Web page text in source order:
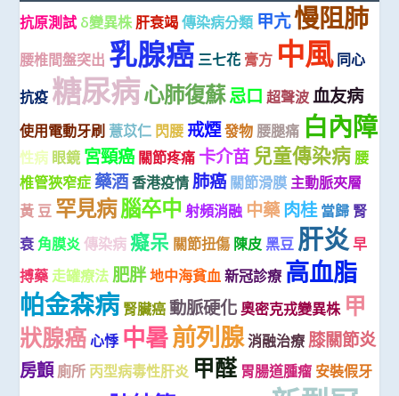
抗原測試 δ變異株肝衰竭 傳染病分類 甲亢慢阻肺
腰椎間盤突出 乳腺癌 三七花 膏方 中風 同心
抗疫 糖尿病心肺復蘇忌口 超聲波血友病
使用電動牙刷 薏苡仁 閃腰 戒煙發物 腰腿痛 白內障
性病 眼鏡 宮頸癌 關節疼痛 卡介苗 兒童傳染病 腰
椎管狹窄症 藥酒香港疫情 肺癌 關節滑膜 主動脈夾層
黃 豆 罕見病腦卒中 射頻消融 中藥肉桂 當歸 腎
衰角膜炎 傳染病 癡呆 關節扭傷 陳皮 黑豆 肝炎早
搏藥 走罐療法 肥胖地中海貧血 新冠診療 高血脂
帕金森病 腎臟癌 動脈硬化 奧密克戎變異株 甲
狀腺癌 心悸 中暑前列腺消融治療 膝關節炎
房顫廁所 丙型病毒性肝炎 甲醛 胃腸道腫瘤 安裝假牙